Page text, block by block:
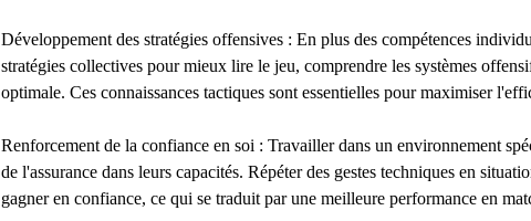
p
t
.
Développement des stratégies offensives : En plus des compétences
stratégies collectives pour mieux lire le jeu, comprendre les systèmes
optimale. Ces connaissances tactiques sont essentielles pour maximiser
Renforcement de la confiance en soi : Travailler dans un environnement
de l'assurance dans leurs capacités. Répéter des gestes techniques en
gagner en confiance, ce qui se traduit par une meilleure performance en